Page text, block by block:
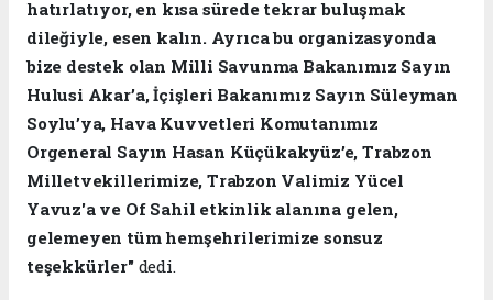
hatırlatıyor, en kısa sürede tekrar buluşmak
dileğiyle, esen kalın. Ayrıca bu organizasyonda
bize destek olan Milli Savunma Bakanımız Sayın
Hulusi Akar’a, İçişleri Bakanımız Sayın Süleyman
Soylu’ya, Hava Kuvvetleri Komutanımız
Orgeneral Sayın Hasan Küçükakyüz’e, Trabzon
Milletvekillerimize, Trabzon Valimiz Yücel
Yavuz'a ve Of Sahil etkinlik alanına gelen,
gelemeyen tüm hemşehrilerimize sonsuz
teşekkürler"dedi.